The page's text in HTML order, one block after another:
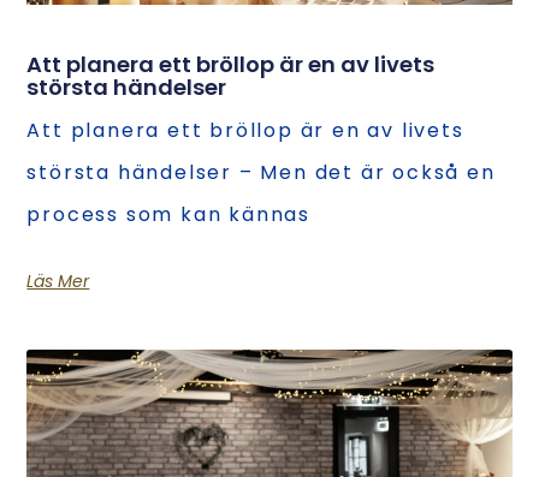
Att planera ett bröllop är en av livets
största händelser
Att planera ett bröllop är en av livets
största händelser – Men det är också en
process som kan kännas
Läs Mer